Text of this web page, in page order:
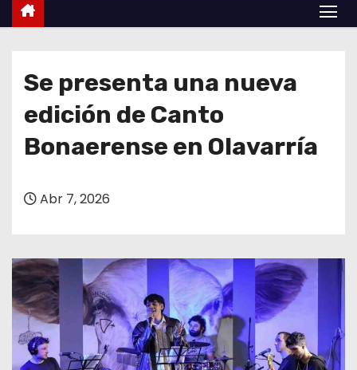
e
Se presenta una nueva
edición de Canto
Bonaerense en Olavarría
Abr 7, 2026